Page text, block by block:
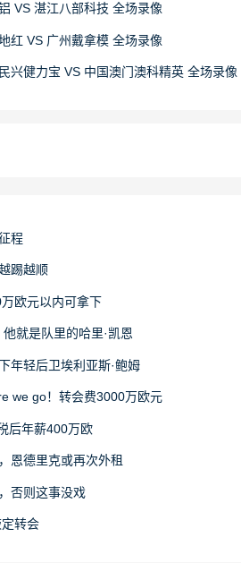
VS 湛江八部科技 全场录像
红 VS 广州戴拿模 全场录像
兴健力宝 VS 中国澳门澳科精英 全场录像
程
踢越顺
欧元以内可拿下
就是队里的哈里·凯恩
年轻后卫埃利亚斯·鲍姆
we go！转会费3000万欧元
后年薪400万欧
恩德里克或再次外租
否则这事没戏
转会